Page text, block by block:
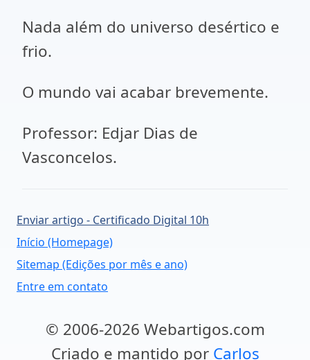
Nada além do universo desértico e
frio.
O mundo vai acabar brevemente.
Professor: Edjar Dias de
Vasconcelos.
Enviar artigo - Certificado Digital 10h
Início (Homepage)
Sitemap (Edições por mês e ano)
Entre em contato
© 2006-2026 Webartigos.com
Criado e mantido por Carlos